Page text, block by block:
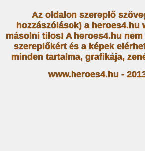
Az oldalon szereplő
hozzászólások) a
másolni tilos! A heroes4.hu
szereplőkért és a képek
minden tartalma, grafikája,
www.heroes4.hu -